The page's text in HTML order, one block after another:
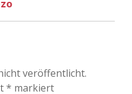
veröffentlicht.
* markiert